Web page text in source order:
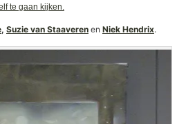
te gaan kijken.
, Suzie van Staaveren en Niek Hendrix.